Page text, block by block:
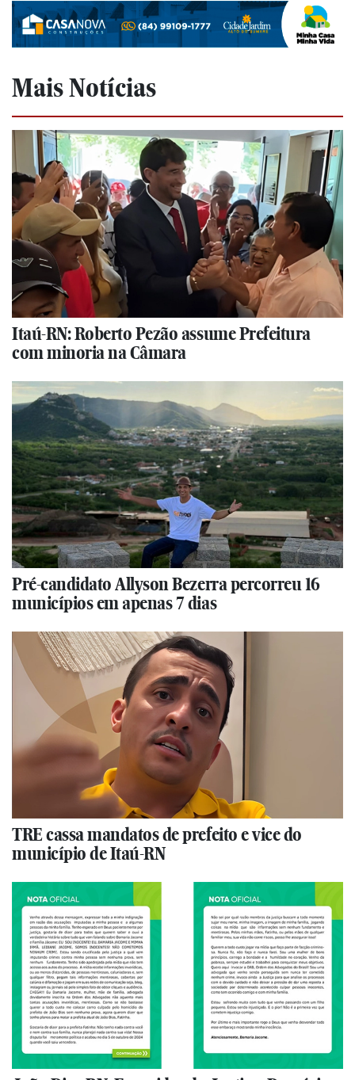
Mais Notícias
Itaú-RN: Roberto Pezão assume Prefeitura
com minoria na Câmara
Pré-candidato Allyson Bezerra percorreu 16
municípios em apenas 7 dias
TRE cassa mandatos de prefeito e vice do
município de Itaú-RN